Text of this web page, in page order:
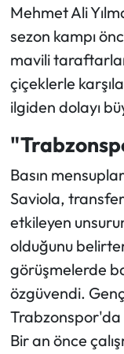
Mehmet Ali
sezon kampı
mavili
çiçeklerle
ilgiden dolayı
Basın
Saviola,
etkileyen
olduğunu
görüşmelerde
özgüvendi.
Trabzonspor'da
Bir an önce
Teknoloji